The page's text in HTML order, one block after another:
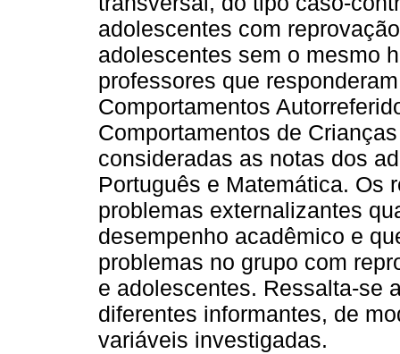
adolescentes com
adolescentes sem o mesmo
professores que
Comportamentos
Comportamentos de
consideradas as notas dos
Português e Matemática. Os
problemas externalizantes
desempenho acadêmico e
problemas no grupo com
e adolescentes. Ressalta-se
diferentes informantes, de
variáveis investigadas.